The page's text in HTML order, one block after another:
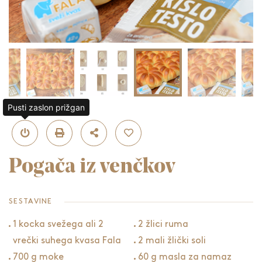
Pogača iz venčkov
SESTAVINE
1 kocka svežega ali 2
vrečki suhega kvasa Fala
700 g moke
2 žlici ruma
2 mali žlički soli
60 g masla za namaz
Pusti zaslon prižgan